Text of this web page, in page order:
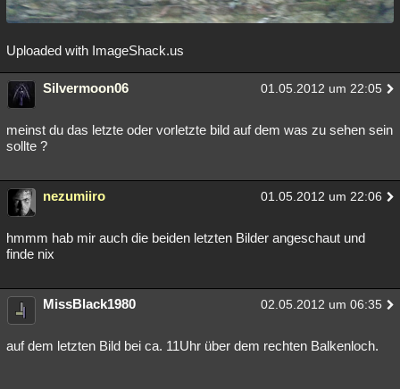
Uploaded with ImageShack.us
Silvermoon06 01.05.2012 um 22:05
meinst du das letzte oder vorletzte bild auf dem was zu sehen sein
sollte ?
nezumiiro 01.05.2012 um 22:06
hmmm hab mir auch die beiden letzten Bilder angeschaut und
finde nix
MissBlack1980 02.05.2012 um 06:35
auf dem letzten Bild bei ca. 11Uhr über dem rechten Balkenloch.